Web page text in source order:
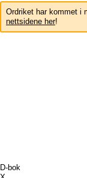
Ordriket har kommet i
nettsidene her!
D-bok